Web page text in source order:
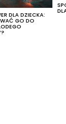
DLA DZIECKA:
GO DO